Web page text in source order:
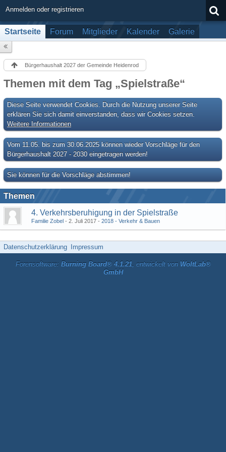
Anmelden oder registrieren
Startseite Forum Mitglieder Kalender Galerie
Bürgerhaushalt 2027 der Gemeinde Heidenrod
Themen mit dem Tag „Spielstraße“
Diese Seite verwendet Cookies. Durch die Nutzung unserer Seite
erklären Sie sich damit einverstanden, dass wir Cookies setzen.
Weitere Informationen
Vom 11.05. bis zum 30.06.2025 können wieder Vorschläge für den
Bürgerhaushalt 2027 - 2030 eingetragen werden!
Sie können für die Vorschläge abstimmen!
Themen
4. Verkehrsberuhigung in der Spielstraße
Familie Zobel 2. Juli 2017 2018 - Verkehr & Bauen
Datenschutzerklärung Impressum
Forensoftware: Burning Board® 4.1.21, entwickelt von WoltLab®
GmbH